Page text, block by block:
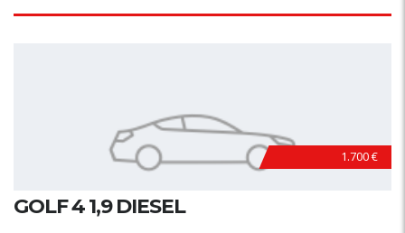
1.700 €
GOLF 4 1,9 DIESEL